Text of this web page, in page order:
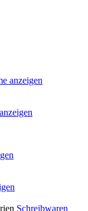
anzeigen
Schreibwaren